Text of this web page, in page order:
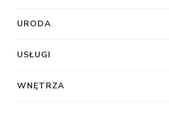
URODA
USŁUGI
WNĘTRZA